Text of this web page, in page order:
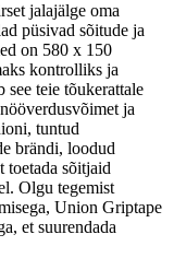
jalajälge oma
püsivad sõitude ja
on 580 x 150
kontrolliks ja
see teie tõukerattale
ja
tuntud
brändi, loodud
toetada sõitjaid
Olgu tegemist
Union Griptape
et suurendada